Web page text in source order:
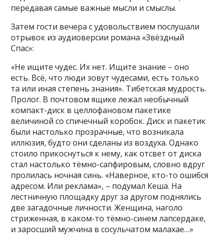
передавая самые важные мысли и смыслы.
Затем гости вечера с удовольствием послушали
отрывок из аудиоверсии романа «Звёздный
Спас»:
«Не ищите чудес. Их нет. Ищите знание – оно
есть. Всё, что люди зовут чудесами, есть только
та или иная степень знания». Тибетская мудрость.
Пролог. В почтовом ящике лежал необычный
компакт-диск в целлофановом пакетике
величиной со спичечный коробок. Диск и пакетик
были настолько прозрачные, что возникала
иллюзия, будто они сделаны из воздуха. Однако
стоило прикоснуться к нему, как отсвет от диска
стал настолько тёмно-сапфировым, словно вдруг
пролилась ночная синь. «Наверное, кто-то ошибся
адресом. Или реклама», – подумал Кеша. На
лестничную площадку друг за другом поднялись
две загадочные личности. Женщина, наголо
стриженная, в каком-то тёмно-синем лапсердаке,
и заросший мужчина в сосульчатом малахае…»